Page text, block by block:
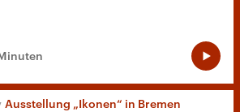
Ausstellung „Ikonen“ in Bremen